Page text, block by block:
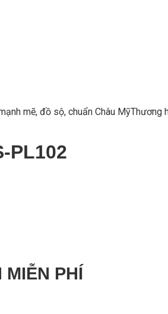
mẽ, đồ sộ, chuẩn Châu
PL102
PHÍ